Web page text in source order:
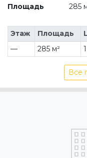
Площадь
285
Этаж Площадь
—
285 м²
Все